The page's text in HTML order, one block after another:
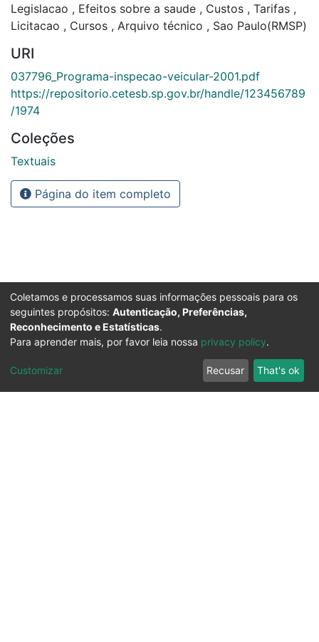
Legislacao , Efeitos sobre a saude , Custos , Tarifas ,
Licitacao , Cursos , Arquivo técnico , Sao Paulo(RMSP)
URI
037796_Programa-inspecao-veicular-2001.pdf
https://repositorio.cetesb.sp.gov.br/handle/123456789
/1974
Coleções
Textuais
Página do item completo
Coletamos e processamos suas informações pessoais para os
seguintes propósitos: Autenticação, Preferências,
Reconhecimento e Estatísticas.
Para aprender mais, por favor leia nossa privacy policy.
Customizar Recusar That's ok